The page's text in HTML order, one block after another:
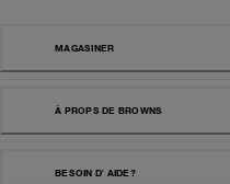
MAGASINER
À PROPS DE BROWNS
BESOIN D' AIDE?